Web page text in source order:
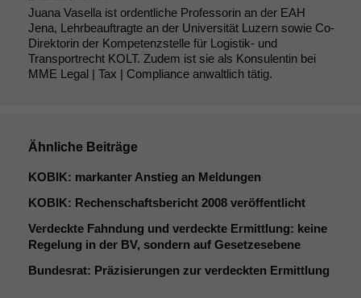
Juana Vasella ist ordentliche Professorin an der EAH
Jena, Lehrbeauftragte an der Universität Luzern sowie Co-
Direktorin der Kompetenzstelle für Logistik- und
Transportrecht KOLT. Zudem ist sie als Konsulentin bei
MME Legal | Tax | Compliance anwaltlich tätig.
Ähnliche Beiträge
KOBIK: markanter Anstieg an Meldungen
KOBIK: Rechenschaftsbericht 2008 veröffentlicht
Verdeckte Fahndung und verdeckte Ermittlung: keine
Regelung in der BV, sondern auf Gesetzesebene
Bundesrat: Präzisierungen zur verdeckten Ermittlung